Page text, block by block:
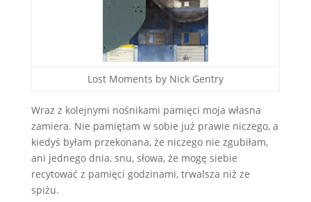
Lost Moments by Nick Gentry
Wraz z kolejnymi nośnikami pamięci moja własna
zamiera. Nie pamiętam w sobie już prawie niczego, a
kiedyś byłam przekonana, że niczego nie zgubiłam,
ani jednego dnia, snu, słowa, że mogę siebie
recytować z pamięci godzinami, trwalsza niż ze
spiżu.